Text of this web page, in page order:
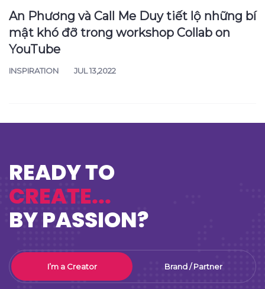
7 bí quyết kiếm tiền online cho nghệ sĩ
METUB HELP NOV 23,2023
An Phương và Call Me Duy tiết lộ những bí
mật khó đỡ trong workshop Collab on
YouTube
INSPIRATION JUL 13,2022